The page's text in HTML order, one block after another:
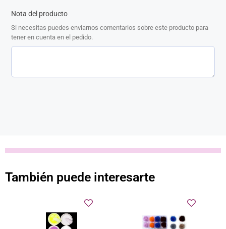
Nota del producto
Si necesitas puedes enviarnos comentarios sobre este producto para
tener en cuenta en el pedido.
También puede interesarte